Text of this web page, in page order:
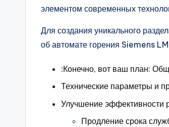
элементом современных
Для создания уникального
об автомате горения Siemens
:Конечно, вот ваш план:
Технические параметры и
Улучшение эффективности
Продление срока